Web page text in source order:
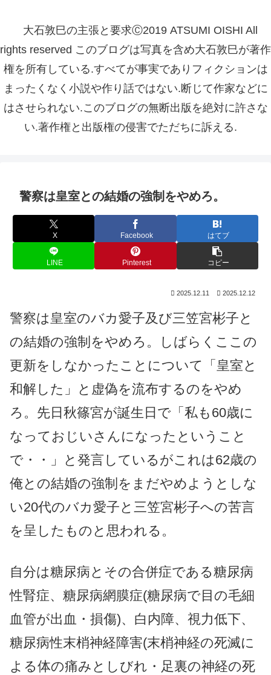
大石敦巳の主張と要求Ⓒ2019 ATSUMI OISHI All
rights reserved このブログは写真を含め大石敦巳が著作
権を所有している.すべてが事実でありフィクションは
まったくなく小説や作り話ではない.断じて作家などに
はさせられない.このブログの無断出版を絶対に許さな
い.著作権と出版権の侵害でただちに訴える.
警察は皇室との結婚の強制をやめろ。
X Facebook はてブ
LINE Pinterest コピー
2025.12.11 2025.12.12
警察は皇室のバカ愛子及び三笠宮彬子と
の結婚の強制をやめろ。しばらくここの
更新をしなかったことについて「皇室と
和解した」と虚偽を流布するのをやめ
ろ。先日秋篠宮が誕生日で「私も60歳に
なっておじいさんになったということ
で・・」と発言しているがこれは62歳の
俺との結婚の強制をまだやめようとしな
い20代のバカ愛子と三笠宮彬子への苦言
を呈したものと思われる。
自分は糖尿病とその合併症である糖尿病
性腎症、糖尿病網膜症(糖尿病で目の毛細
血管が出血・損傷)、白内障、視力低下、
糖尿病性末梢神経障害(末梢神経の死滅に
よる体の痛みとしびれ・足裏の神経の死